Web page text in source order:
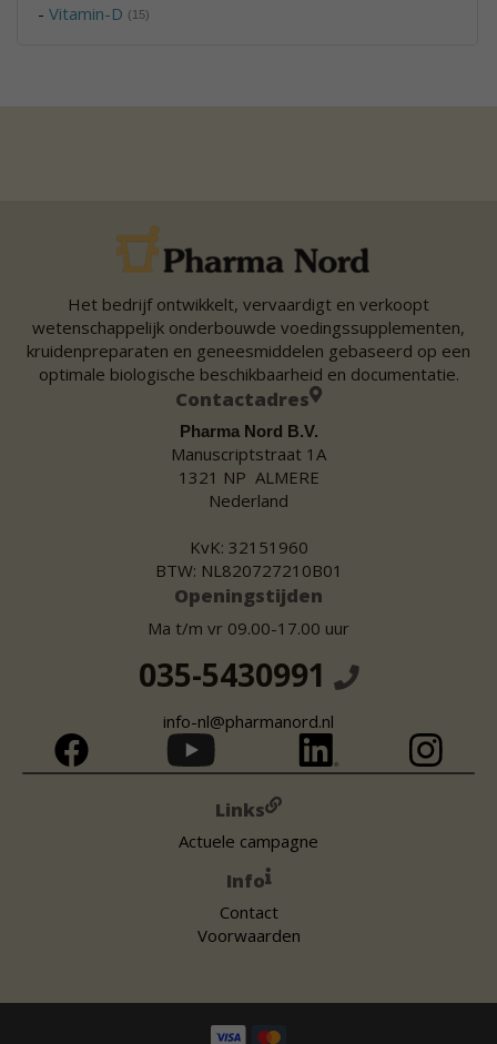
-Vitamin-D (15)
Het bedrijf ontwikkelt, vervaardigt en verkoopt
wetenschappelijk onderbouwde voedingssupplementen,
kruidenpreparaten en geneesmiddelen gebaseerd op een
optimale biologische beschikbaarheid en documentatie.
Contactadres
Pharma Nord B.V.
Manuscriptstraat 1A
1321 NP ALMERE
Nederland
KvK: 32151960
BTW: NL820727210B01
Openingstijden
Ma t/m vr 09.00-17.00 uur
035-5430991
info-nl@pharmanord.nl
Links
Actuele campagne
Info
Contact
Voorwaarden